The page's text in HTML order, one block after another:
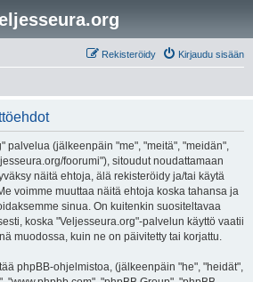
Kirjaudu sisään
Rekisteröidy
palvelua (jälkeenpäin "me", "meitä", "meidän",
foorumi"), sitoudut noudattamaan
näitä ehtoja, älä rekisteröidy ja/tai käytä
voimme muuttaa näitä ehtoja koska tahansa ja
sinua. On kuitenkin suositeltavaa
koska "Veljesseura.org"-palvelun käyttö vaatii
muodossa, kuin ne on päivitetty tai korjattu.
phpBB-ohjelmistoa, (jälkeenpäin "he", "heidät",